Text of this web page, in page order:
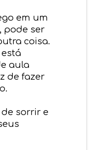
em um
, pode ser
coisa.
aula
de fazer
de sorrir e